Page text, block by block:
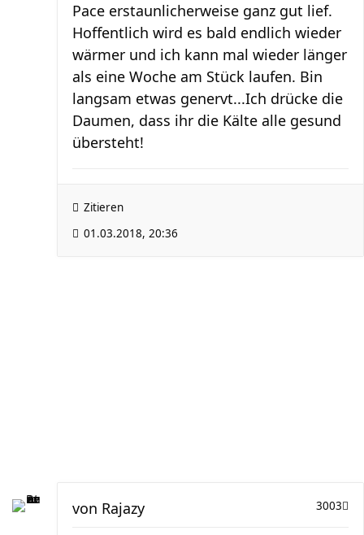
Pace erstaunlicherweise ganz gut lief.
Hoffentlich wird es bald endlich wieder
wärmer und ich kann mal wieder länger
als eine Woche am Stück laufen. Bin
langsam etwas genervt...Ich drücke die
Daumen, dass ihr die Kälte alle gesund
übersteht!
Zitieren
01.03.2018, 20:36
3003
von Rajazy